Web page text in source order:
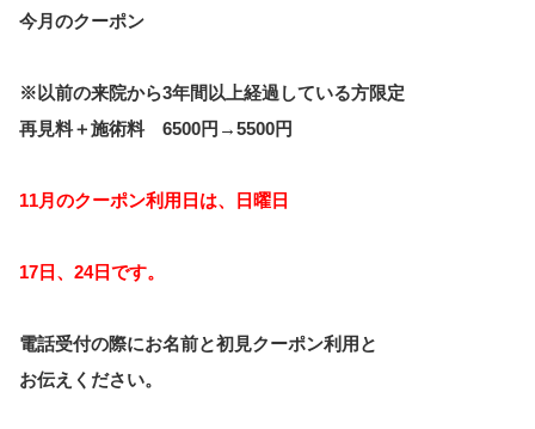
今月のクーポン
※以前の来院から3年間以上経過している方限定
再見料＋施術料 6500円→5500円
11月のクーポン利用日は、日曜日
17日、24日です。
電話受付の際にお名前と初見クーポン利用と
お伝えください。